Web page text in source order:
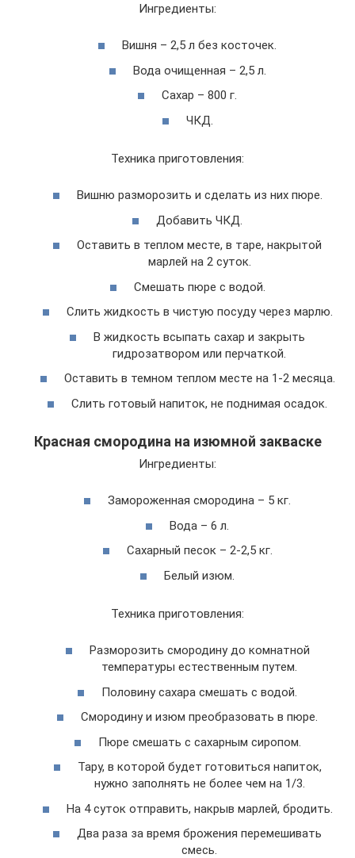
Ингредиенты:
Вишня – 2,5 л без косточек.
Вода очищенная – 2,5 л.
Сахар – 800 г.
ЧКД.
Техника приготовления:
Вишню разморозить и сделать из них пюре.
Добавить ЧКД.
Оставить в теплом месте, в таре, накрытой
марлей на 2 суток.
Смешать пюре с водой.
Слить жидкость в чистую посуду через марлю.
В жидкость всыпать сахар и закрыть
гидрозатвором или перчаткой.
Оставить в темном теплом месте на 1-2 месяца.
Слить готовый напиток, не поднимая осадок.
Красная смородина на изюмной закваске
Ингредиенты:
Замороженная смородина – 5 кг.
Вода – 6 л.
Сахарный песок – 2-2,5 кг.
Белый изюм.
Техника приготовления:
Разморозить смородину до комнатной
температуры естественным путем.
Половину сахара смешать с водой.
Смородину и изюм преобразовать в пюре.
Пюре смешать с сахарным сиропом.
Тару, в которой будет готовиться напиток,
нужно заполнять не более чем на 1/3.
На 4 суток отправить, накрыв марлей, бродить.
Два раза за время брожения перемешивать
смесь.